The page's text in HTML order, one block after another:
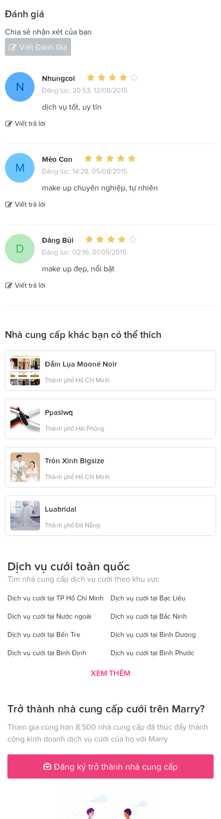
Đánh giá
Chia sẻ nhận xét của bạn
Viết Đánh Giá
N
Nhungcoi
Đăng lúc: 20:53, 12/08/2015
dịch vụ tốt, uy tín
Viết trả lời
M
Mèo Con
Đăng lúc: 14:28, 05/08/2015
make up chuyên nghiệp, tự nhiên
Viết trả lời
D
Đăng Bùi
Đăng lúc: 02:16, 01/05/2015
make up đẹp, nổi bật
Viết trả lời
Nhà cung cấp khác bạn có thể thích
Đầm Lụa Mooné Noir
Thành phố Hồ Chí Minh
Ppasiwq
Thành phố Hải Phòng
Tròn Xinh Bigsize
Thành phố Hồ Chí Minh
Luabridal
Thành phố Đà Nẵng
Dịch vụ cưới toàn quốc
Tìm nhà cung cấp dịch vụ cưới theo khu vực
Dịch vụ cưới tại TP Hồ Chí Minh Dịch vụ cưới tại Bạc Liêu
Dịch vụ cưới tại Nước ngoài Dịch vụ cưới tại Bắc Ninh
Dịch vụ cưới tại Bến Tre Dịch vụ cưới tại Bình Dương
Dịch vụ cưới tại Bình Định Dịch vụ cưới tại Bình Phước
Dịch vụ cưới tại Bình Thuận Dịch vụ cưới tại Cà Mau
Dịch vụ cưới tại Hà Nội Dịch vụ cưới tại Đăk Nông
Dịch vụ cưới tại Điện Biên Dịch vụ cưới tại Đồng Nai
Dịch vụ cưới tại Đồng Tháp Dịch vụ cưới tại Gia Lai
Dịch vụ cưới tại Hà Giang Dịch vụ cưới tại Hà Nam
Dịch vụ cưới tại Hà Tây Dịch vụ cưới tại Hà Tĩnh
Dịch vụ cưới tại Hậu Giang Dịch vụ cưới tại Hòa Bình
XEM THÊM
Trở thành nhà cung cấp cưới trên Marry?
Tham gia cùng hơn 8.500 nhà cung cấp đã thúc đẩy thành
công kinh doanh dịch vụ cưới của họ với Marry
Đăng ký trở thành nhà cung cấp